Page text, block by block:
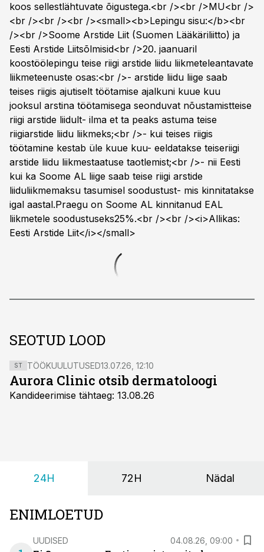
koos sellestlähtuvate õigustega.<br /><br />MU<br />
<br /><br /><br /><small><b>Lepingu sisu:</b><br
/><br />Soome Arstide Liit (Suomen Lääkäriliitto) ja
Eesti Arstide Liitsõlmisid<br />20. jaanuaril
koostöölepingu teise riigi arstide liidu liikmeteleantavate
liikmeteenuste osas:<br />- arstide liidu liige saab
teises riigis ajutiselt töötamise ajalkuni kuue kuu
jooksul arstina töötamisega seonduvat nõustamistteise
riigi arstide liidult- ilma et ta peaks astuma teise
riigiarstide liidu liikmeks;<br />- kui teises riigis
töötamine kestab üle kuue kuu- eeldatakse teiseriigi
arstide liidu liikmestaatuse taotlemist;<br />- nii Eesti
kui ka Soome AL liige saab teise riigi arstide
liiduliikmemaksu tasumisel soodustust- mis kinnitatakse
igal aastal.Praegu on Soome AL kinnitanud EAL
liikmetele soodustuseks25%.<br /><br /><i>Allikas:
Eesti Arstide Liit</i></small>
SEOTUD LOOD
ST TÖÖKUULUTUSED13.07.26, 12:10
Aurora Clinic otsib dermatoloogi
Kandideerimise tähtaeg: 13.08.26
24H 72H Nädal
ENIMLOETUD
UUDISED 04.08.26, 09:00